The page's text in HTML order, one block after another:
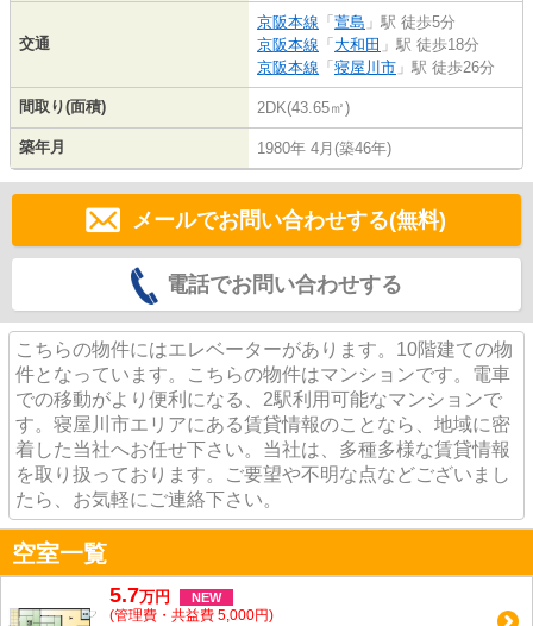
交通
京阪本線 「 萱島 」駅 徒歩5分
京阪本線 「 大和田 」駅 徒歩18分
京阪本線 「 寝屋川市 」駅 徒歩26分
間取り(面積) 2DK(43.65㎡)
築年月 1980年 4月(築46年)
メールでお問い合わせする(無料)
電話でお問い合わせする
こちらの物件にはエレベーターがあります。10階建ての物
件となっています。こちらの物件はマンションです。電車
での移動がより便利になる、2駅利用可能なマンションで
す。寝屋川市エリアにある賃貸情報のことなら、地域に密
着した当社へお任せ下さい。当社は、多種多様な賃貸情報
を取り扱っております。ご要望や不明な点などございまし
たら、お気軽にご連絡下さい。
空室一覧
5.7万円 NEW
(管理費・共益費 5,000円)